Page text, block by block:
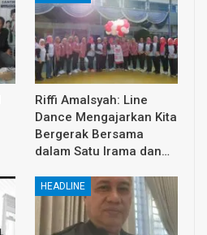
Riffi Amalsyah: Line
Dance Mengajarkan Kita
Bergerak Bersama
dalam Satu Irama dan…
HEADLINE